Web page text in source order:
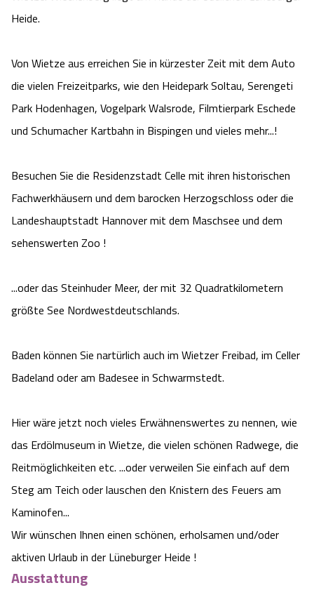
Urlaub auf dem Bauernhof
Urlaub mit Hund
Last Minute
Anreise
Kataloge
Shop
Kontakt
Kutschen
Tiere
HeideSpezialitäten
Unterkünfte
Urlaub mit Hund
Landschaftsführungen
Veranstaltungen
Wildpark Schwarze Berge
Otter Zentrum
Wildpark Müden
Snow World Bispingen
Ralf Schumacher Kart & Bowl
Adventure District Bispingen
Unterkünfte
Ausflugsziele
Kulinarisches Celle
Unterkünfte Celle
Heide.
Von Wietze aus erreichen Sie in kürzester Zeit mit dem Auto
die vielen Freizeitparks, wie den Heidepark Soltau, Serengeti
Park Hodenhagen, Vogelpark Walsrode, Filmtierpark Eschede
und Schumacher Kartbahn in Bispingen und vieles mehr...!
Besuchen Sie die Residenzstadt Celle mit ihren historischen
Fachwerkhäusern und dem barocken Herzogschloss oder die
Landeshauptstadt Hannover mit dem Maschsee und dem
sehenswerten Zoo !
...oder das Steinhuder Meer, der mit 32 Quadratkilometern
größte See Nordwestdeutschlands.
Baden können Sie nartürlich auch im Wietzer Freibad, im Celler
Badeland oder am Badesee in Schwarmstedt.
Hier wäre jetzt noch vieles Erwähnenswertes zu nennen, wie
das Erdölmuseum in Wietze, die vielen schönen Radwege, die
Reitmöglichkeiten etc. ...oder verweilen Sie einfach auf dem
Steg am Teich oder lauschen den Knistern des Feuers am
Kaminofen...
Wir wünschen Ihnen einen schönen, erholsamen und/oder
aktiven Urlaub in der Lüneburger Heide !
Ausstattung